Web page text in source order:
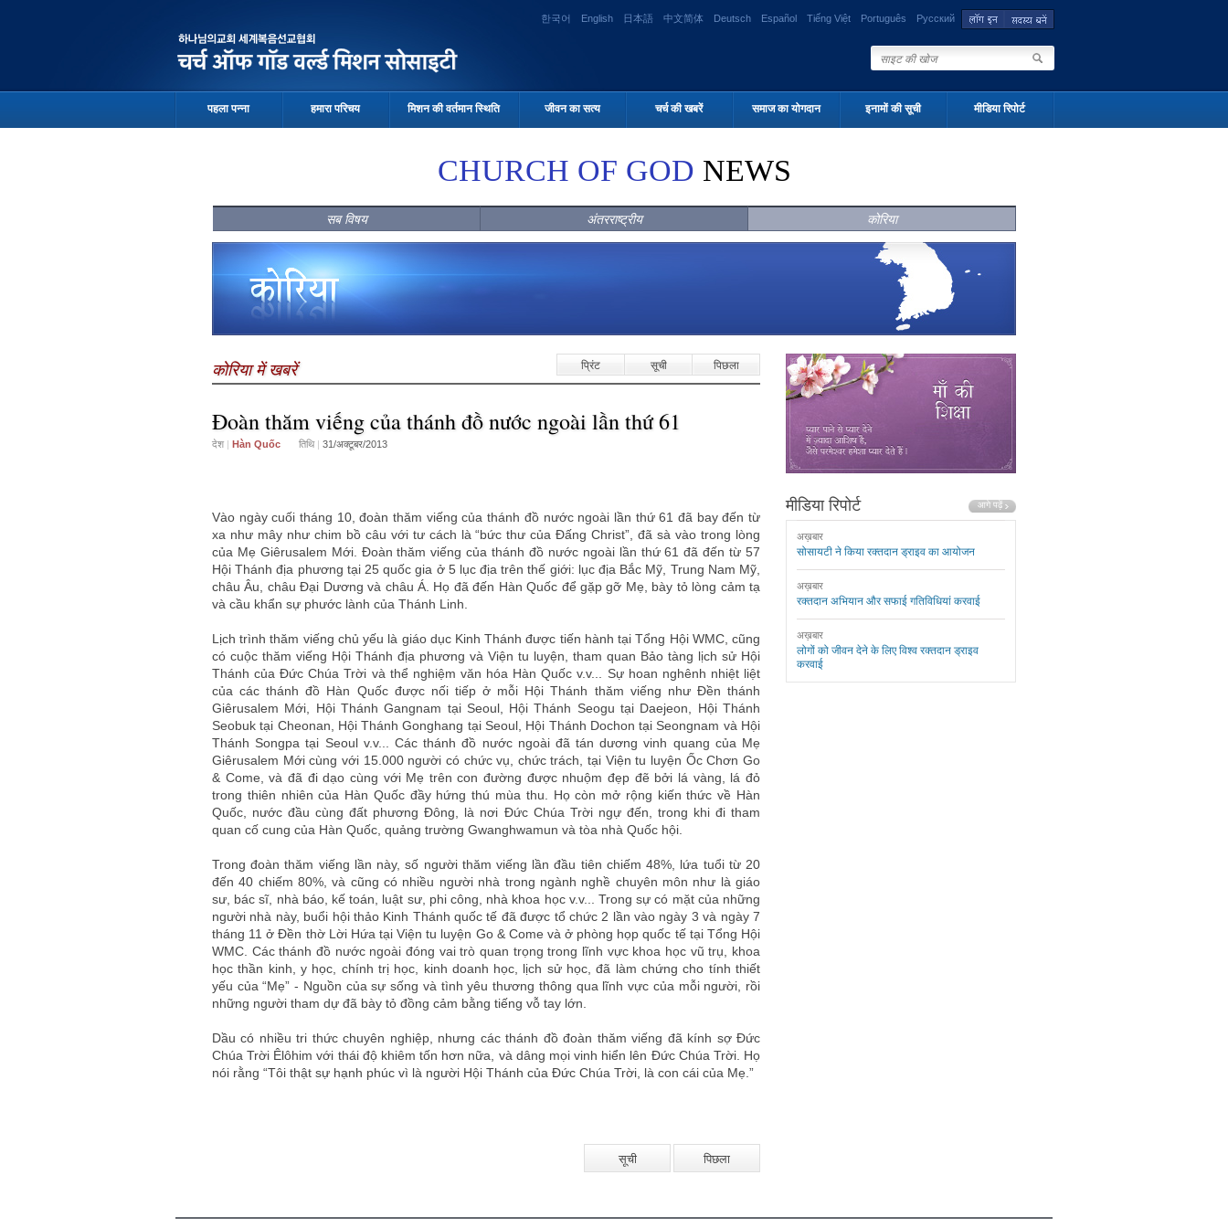
한국어 English 日本語 中文简体 Deutsch Español Tiếng Việt Português Русский
पहला पन्ना हमारा परिचय मिशन की वर्तमान स्थिति जीवन का सत्य चर्च की खबरें समाज का योगदान इनामों की सूची मीडिया रिपोर्ट
CHURCH OF GOD NEWS
सब विषय अंतरराष्ट्रीय कोरिया
कोरिया में खबरें प्रिंट सूची पिछला
Đoàn thăm viếng của thánh đồ nước ngoài lần thứ 61
देश | Hàn Quốc तिथि | 31/अक्टूबर/2013
Vào ngày cuối tháng 10, đoàn thăm viếng của thánh đồ nước ngoài lần thứ 61 đã bay đến từ
xa như mây như chim bồ câu với tư cách là “bức thư của Đấng Christ”, đã sà vào trong lòng
của Mẹ Giêrusalem Mới. Đoàn thăm viếng của thánh đồ nước ngoài lần thứ 61 đã đến từ 57
Hội Thánh địa phương tại 25 quốc gia ở 5 lục địa trên thế giới: lục địa Bắc Mỹ, Trung Nam Mỹ,
châu Âu, châu Đại Dương và châu Á. Họ đã đến Hàn Quốc để gặp gỡ Mẹ, bày tỏ lòng cảm tạ
và cầu khẩn sự phước lành của Thánh Linh.
Lịch trình thăm viếng chủ yếu là giáo dục Kinh Thánh được tiến hành tại Tổng Hội WMC, cũng
có cuộc thăm viếng Hội Thánh địa phương và Viện tu luyện, tham quan Bảo tàng lịch sử Hội
Thánh của Đức Chúa Trời và thể nghiệm văn hóa Hàn Quốc v.v... Sự hoan nghênh nhiệt liệt
của các thánh đồ Hàn Quốc được nối tiếp ở mỗi Hội Thánh thăm viếng như Đền thánh
Giêrusalem Mới, Hội Thánh Gangnam tại Seoul, Hội Thánh Seogu tại Daejeon, Hội Thánh
Seobuk tại Cheonan, Hội Thánh Gonghang tại Seoul, Hội Thánh Dochon tại Seongnam và Hội
Thánh Songpa tại Seoul v.v... Các thánh đồ nước ngoài đã tán dương vinh quang của Mẹ
Giêrusalem Mới cùng với 15.000 người có chức vụ, chức trách, tại Viện tu luyện Ốc Chơn Go
& Come, và đã đi dạo cùng với Mẹ trên con đường được nhuộm đẹp đẽ bởi lá vàng, lá đỏ
trong thiên nhiên của Hàn Quốc đầy hứng thú mùa thu. Họ còn mở rộng kiến thức về Hàn
Quốc, nước đầu cùng đất phương Đông, là nơi Đức Chúa Trời ngự đến, trong khi đi tham
quan cố cung của Hàn Quốc, quảng trường Gwanghwamun và tòa nhà Quốc hội.
Trong đoàn thăm viếng lần này, số người thăm viếng lần đầu tiên chiếm 48%, lứa tuổi từ 20
đến 40 chiếm 80%, và cũng có nhiều người nhà trong ngành nghề chuyên môn như là giáo
sư, bác sĩ, nhà báo, kế toán, luật sư, phi công, nhà khoa học v.v... Trong sự có mặt của những
người nhà này, buổi hội thảo Kinh Thánh quốc tế đã được tổ chức 2 lần vào ngày 3 và ngày 7
tháng 11 ở Đền thờ Lời Hứa tại Viện tu luyện Go & Come và ở phòng họp quốc tế tại Tổng Hội
WMC. Các thánh đồ nước ngoài đóng vai trò quan trọng trong lĩnh vực khoa học vũ trụ, khoa
học thần kinh, y học, chính trị học, kinh doanh học, lịch sử học, đã làm chứng cho tính thiết
yếu của “Mẹ” - Nguồn của sự sống và tình yêu thương thông qua lĩnh vực của mỗi người, rồi
những người tham dự đã bày tỏ đồng cảm bằng tiếng vỗ tay lớn.
Dầu có nhiều tri thức chuyên nghiệp, nhưng các thánh đồ đoàn thăm viếng đã kính sợ Đức
Chúa Trời Êlôhim với thái độ khiêm tốn hơn nữa, và dâng mọi vinh hiển lên Đức Chúa Trời. Họ
nói rằng “Tôi thật sự hạnh phúc vì là người Hội Thánh của Đức Chúa Trời, là con cái của Mẹ.”
सूची पिछला
मीडिया रिपोर्ट
अख़बार
सोसायटी ने किया रक्तदान ड्राइव का आयोजन
अख़बार
रक्तदान अभियान और सफाई गतिविधियां करवाई
अख़बार
लोगों को जीवन देने के लिए विश्व रक्तदान ड्राइव
करवाई